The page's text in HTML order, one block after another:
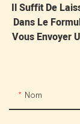
Il Suffit De
Dans Le
Vous Envoyer
Nom